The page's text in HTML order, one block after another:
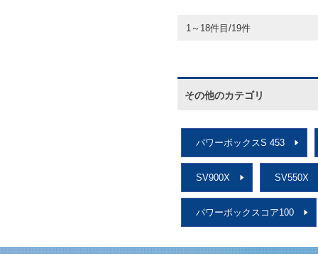
1～18件目/19件
その他のカテゴリ
パワーボックスS 453
SV900X SV550X
パワーボックスコア100